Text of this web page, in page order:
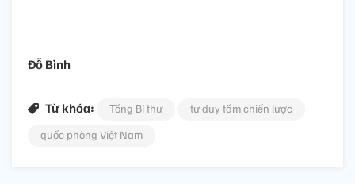
Đỗ Bình
Từ khóa: Tổng Bí thư
tư duy tầm chiến lược
quốc phòng Việt Nam